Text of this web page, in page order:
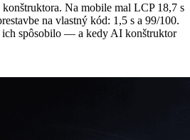
Na mobile mal LCP 18,7 s
na vlastný kód: 1,5 s a 99/100.
ich spôsobilo — a kedy AI konštruktor